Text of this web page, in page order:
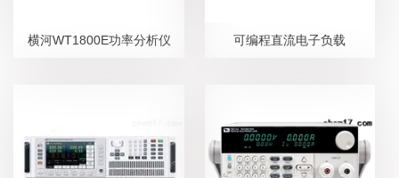
横河WT1800E功率分析仪 可编程直流电子负载